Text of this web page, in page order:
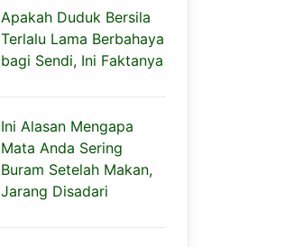
Apakah Duduk Bersila
Terlalu Lama Berbahaya
bagi Sendi, Ini Faktanya
Ini Alasan Mengapa
Mata Anda Sering
Buram Setelah Makan,
Jarang Disadari